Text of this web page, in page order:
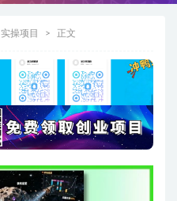
实操项目 正文